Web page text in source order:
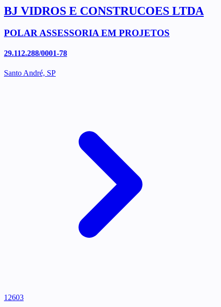
BJ VIDROS E CONSTRUCOES LTDA
POLAR ASSESSORIA EM PROJETOS
29.112.288/0001-78
Santo André, SP
12603